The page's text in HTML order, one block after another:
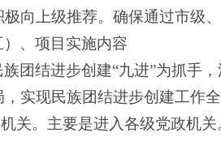
极向上级推荐。确保通过市级
）、项目实施内容
族团结进步创建“九进”为抓手
，实现民族团结进步创建工作
关。主要是进入各级党政机